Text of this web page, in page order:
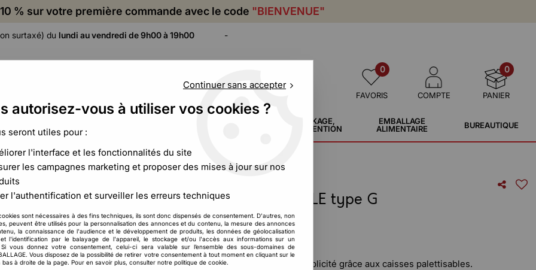
% sur votre première commande avec le code "BIENVENUE"
surtaxé) du lundi au vendredi de 9h00 à 19h00 -
0
FAVORIS COMPTE
0
PANIER
PROTECTION
ADHÉSIF,
STOCKAGE,
MANUTENTION
EMBALLAGE
ALIMENTAIRE
BUREAUTIQUE
Caisse Galia 100% RECYCLE type G
À partir de 1,08 €HT
Réf. : CCB00294
Ouvrez et fermer vos caisses en toute simplicité grâce aux caisses palettisables.
Continuer sans accepter
autorisez-vous à utiliser vos cookies ?
seront utiles pour :
l'interface et les fonctionnalités du site
les campagnes marketing et proposer des mises à jour sur nos
l'authentification et surveiller les erreurs techniques
sont nécessaires à des fins techniques, ils sont donc dispensés de consentement. D'autres, non
peuvent être utilisés pour la personnalisation des annonces et du contenu, la mesure des annonces
la connaissance de l'audience et le développement de produits, les données de géolocalisation
l'identification par le balayage de l'appareil, le stockage et/ou l'accès aux informations sur un
vous donnez votre consentement, celui-ci sera valable sur l’ensemble des sous-domaines de
Vous disposez de la possibilité de retirer votre consentement à tout moment en cliquant sur le
bas à droite de la page. Pour en savoir plus, consulter notre politique de cookie.